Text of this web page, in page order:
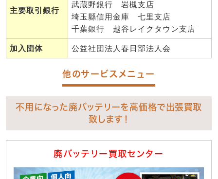
主要取引銀行
武蔵野銀行 岩槻支店
埼玉縣信用金庫 七里支店
千葉銀行 越谷レイクタウン支店
加入団体 公益社団法人春日部法人会
他のサービスメニュー
不用になった廃バッテリーを高価格で出張買取
致します！
廃バッテリー買取センター